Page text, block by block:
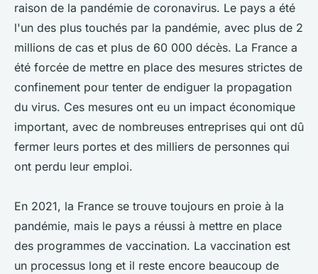
raison de la pandémie de coronavirus. Le pays a été
l'un des plus touchés par la pandémie, avec plus de 2
millions de cas et plus de 60 000 décès. La France a
été forcée de mettre en place des mesures strictes de
confinement pour tenter de endiguer la propagation
du virus. Ces mesures ont eu un impact économique
important, avec de nombreuses entreprises qui ont dû
fermer leurs portes et des milliers de personnes qui
ont perdu leur emploi.
En 2021, la France se trouve toujours en proie à la
pandémie, mais le pays a réussi à mettre en place
des programmes de vaccination. La vaccination est
un processus long et il reste encore beaucoup de